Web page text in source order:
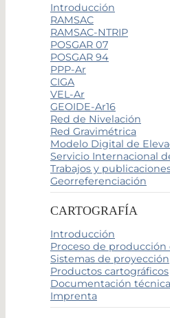
Introducción
RAMSAC
RAMSAC-NTRIP
POSGAR 07
POSGAR 94
PPP-Ar
CIGA
VEL-Ar
GEOIDE-Ar16
Red de Nivelación
Red Gravimétrica
Modelo Digital de
Servicio Internacional
Trabajos y
Georreferenciación
CARTOGRAFÍA
Introducción
Proceso de producción
Sistemas de proyección
Productos cartográficos
Documentación técnica
Imprenta